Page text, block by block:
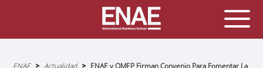
Sobrescribir
ENAE Actualidad
ENAE y OMEP Firman Convenio Para Fomentar La